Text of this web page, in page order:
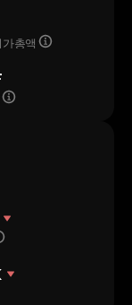
총액